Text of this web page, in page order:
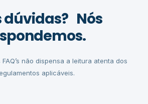
dúvidas? Nós
não dispensa a leitura atenta dos
aplicáveis.